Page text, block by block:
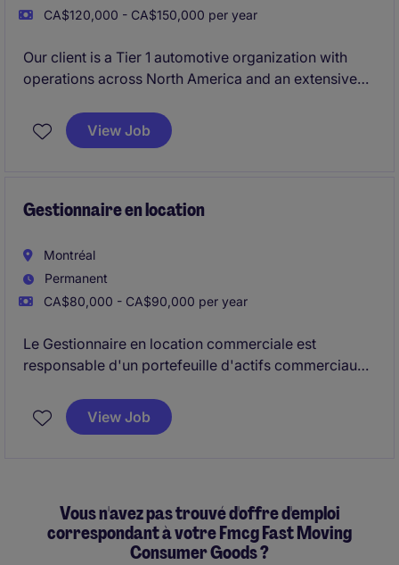
CA$120,000 - CA$150,000 per year
Our client is a Tier 1 automotive organization with
operations across North America and an extensive
excellence and continuous improvement culture, the
company is seeking a strategic procurement leader
View Job
Gestionnaire en location
Montréal
Permanent
CA$80,000 - CA$90,000 per year
Le Gestionnaire en location commerciale est
responsable d'un portefeuille d'actifs commerciaux
maximiser l'occupation, les revenus et la valeur à
long terme.
collaboration avec les équipes internes pour soutenir
la vision stratégique des actifs.
View Job
Vous n'avez pas trouvé d'offre d'emploi
correspondant à votre Fmcg Fast Moving
Consumer Goods ?